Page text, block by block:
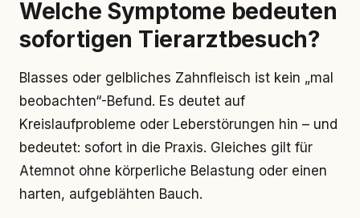
Welche Symptome bedeuten
sofortigen Tierarztbesuch?
Blasses oder gelbliches Zahnfleisch ist kein „mal
beobachten“-Befund. Es deutet auf
Kreislaufprobleme oder Leberstörungen hin – und
bedeutet: sofort in die Praxis. Gleiches gilt für
Atemnot ohne körperliche Belastung oder einen
harten, aufgeblähten Bauch.